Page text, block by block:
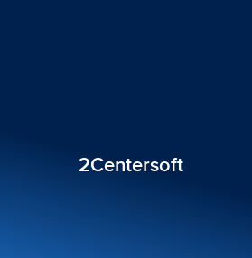
2Centersoft